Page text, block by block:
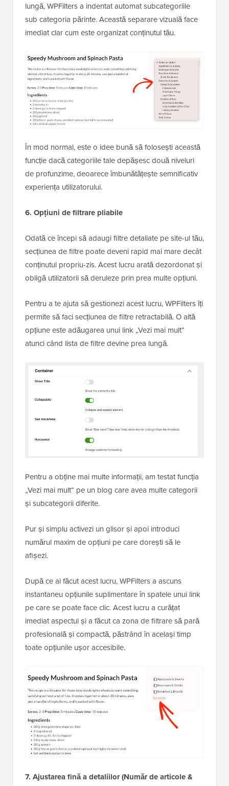
lungă, WPFilters a indentat automat subcategoriile
sub categoria părinte. Această separare vizuală face
imediat clar cum este organizat conținutul tău.
În mod normal, este o idee bună să folosești această
funcție dacă categoriile tale depășesc două niveluri
de profunzime, deoarece îmbunătățește semnificativ
experiența utilizatorului.
6. Opțiuni de filtrare pliabile
Odată ce începi să adaugi filtre detaliate pe site-ul tău,
secțiunea de filtre poate deveni rapid mai mare decât
conținutul propriu-zis. Acest lucru arată dezordonat și
obligă utilizatorii să deruleze prin prea multe opțiuni.
Pentru a te ajuta să gestionezi acest lucru, WPFilters îți
permite să faci secțiunea de filtre retractabilă. O altă
opțiune este adăugarea unui link „Vezi mai mult”
atunci când lista de filtre devine prea lungă.
Pentru a obține mai multe informații, am testat funcția
„Vezi mai mult” pe un blog care avea multe categorii
și subcategorii diferite.
Pur și simplu activezi un glisor și apoi introduci
numărul maxim de opțiuni pe care dorești să le
afișezi.
După ce ai făcut acest lucru, WPFilters a ascuns
instantaneu opțiunile suplimentare în spatele unui link
pe care se poate face clic. Acest lucru a curățat
imediat aspectul și a făcut ca zona de filtrare să pară
profesională și compactă, păstrând în același timp
toate opțiunile ușor accesibile.
7. Ajustarea fină a detaliilor (Număr de articole &